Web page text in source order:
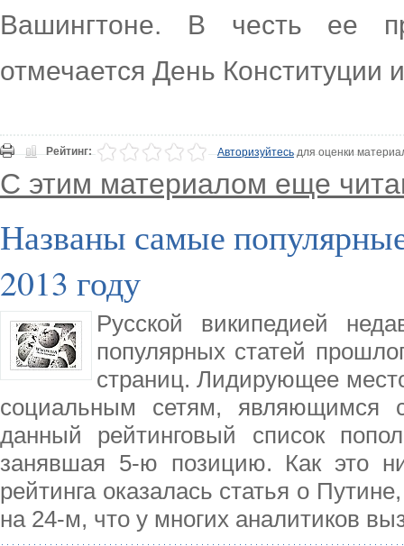
Вашингтоне. В честь ее
отмечается День Конституции
Рейтинг: Авторизуйтесьдля оценки
С этим материалом еще
Названы самые
2013 году
Русской википедией
популярных статей
страниц. Лидирующее
социальным сетям, являющимся
данный рейтинговый список
занявшая 5-ю позицию. Как это
рейтинга оказалась статья о
на 24-м, что у многих аналитиков